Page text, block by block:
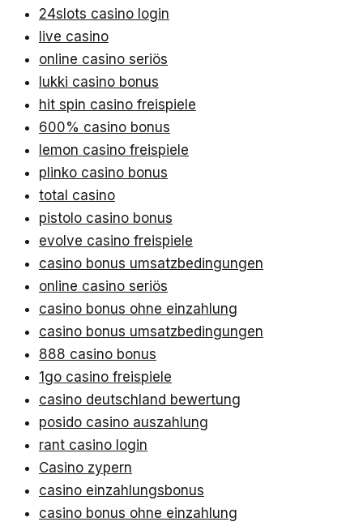
24slots casino login
live casino
online casino seriös
lukki casino bonus
hit spin casino freispiele
600% casino bonus
lemon casino freispiele
plinko casino bonus
total casino
pistolo casino bonus
evolve casino freispiele
casino bonus umsatzbedingungen
online casino seriös
casino bonus ohne einzahlung
casino bonus umsatzbedingungen
888 casino bonus
1go casino freispiele
casino deutschland bewertung
posido casino auszahlung
rant casino login
Casino zypern
casino einzahlungsbonus
casino bonus ohne einzahlung